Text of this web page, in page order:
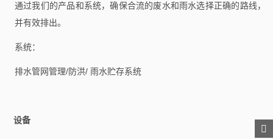
通过我们的产品和系统，确保合流的废水和雨水选择正确的路线，
并有效排出。
系统：
排水管网管理/防洪/ 雨水贮存系统
设备